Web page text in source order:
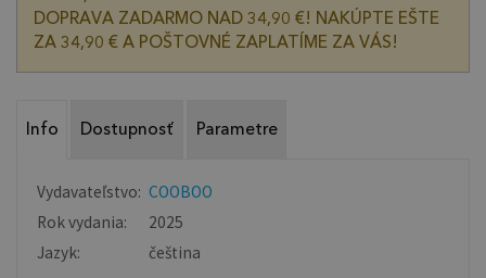
DOPRAVA ZADARMO NAD 34,90 €! NAKÚPTE EŠTE
ZA 34,90 € A POŠTOVNÉ ZAPLATÍME ZA VÁS!
Info Dostupnosť Parametre
Vydavateľstvo: COOBOO
Rok vydania:
2025
Jazyk:
čeština